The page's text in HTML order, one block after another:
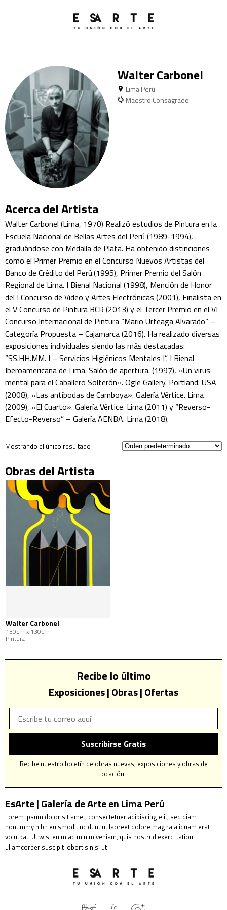
Walter Carbonel
Lima Perú
Maestro Consagrado
Acerca del Artista
Walter Carbonel (Lima, 1970) Realizó estudios de Pintura en la
Escuela Nacional de Bellas Artes del Perú (1989-1994),
graduándose con Medalla de Plata. Ha obtenido distinciones
como el Primer Premio en el Concurso Nuevos Artistas del
Banco de Crédito del Perú.(1995), Primer Premio del Salón
Regional de Lima. I Bienal Nacional (1998), Mención de Honor
del I Concurso de Video y Artes Electrónicas (2001), Finalista en
el V Concurso de Pintura BCR (2013) y el Tercer Premio en el VI
Concurso Internacional de Pintura “Mario Urteaga Alvarado” –
Categoría Propuesta – Cajamarca (2016). Ha realizado diversas
exposiciones individuales siendo las más destacadas:
“SS.HH.MM. I – Servicios Higiénicos Mentales I”. I Bienal
Iberoamericana de Lima. Salón de apertura. (1997), «Un virus
mental para el Caballero Solterón». Ogle Gallery. Portland. USA
(2008), «Las antípodas de Camboya». Galería Vértice. Lima
(2009), «El Cuarto». Galería Vértice. Lima (2011) y “Reverso-
Efecto-Reverso” – Galería AENBA. Lima (2018).
Mostrando el único resultado
Obras del Artista
Walter Carbonel
130cm x 130cm
Pintura
Recibe lo último
Exposiciones | Obras | Ofertas
Suscribirse Gratis
Recibe nuestro boletín de obras nuevas, exposiciones y obras de
ocación.
EsArte | Galería de Arte en Lima Perú
Lorem ipsum dolor sit amet, consectetuer adipiscing elit, sed diam
nonummy nibh euismod tincidunt ut laoreet dolore magna aliquam erat
volutpat. Ut wisi enim ad minim veniam, quis nostrud exerci tation
ullamcorper suscipit lobortis nisl ut